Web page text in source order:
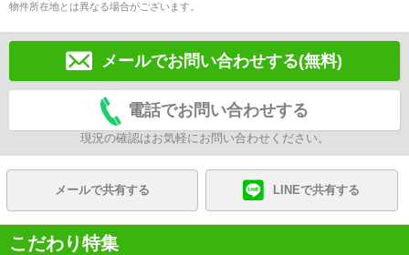
物件所在地とは異なる場合がございます。
メールでお問い合わせする(無料)
電話でお問い合わせする
現況の確認はお気軽にお問い合わせください。
メールで共有する LINEで共有する
こだわり特集